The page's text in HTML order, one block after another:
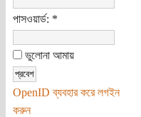
পাসওয়ার্ড: *
ভুলোনা আমায়
OpenID ব্যবহার করে লগইন
করুন